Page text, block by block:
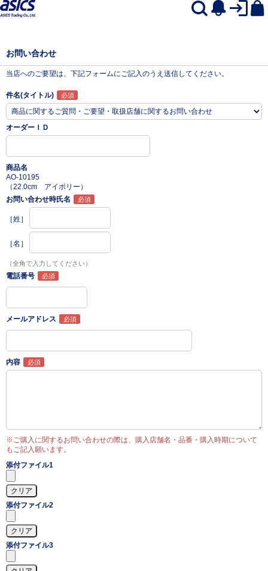
お問い合わせ
当店へのご要望は、下記フォームにご記入のうえ送信してください。
件名(タイトル)
オーダーＩＤ
商品名
AO-10195
（22.0cm アイボリー）
お問い合わせ時氏名
［姓］
［名］
（全角で入力してください）
電話番号
メールアドレス
内容
※ご購入に関するお問い合わせの際は、購入店舗名・品番・購入時期について
もご記入願います。
添付ファイル1
添付ファイル2
添付ファイル3